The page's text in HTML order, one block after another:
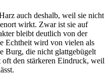
auch deshalb, weil sie nicht
wirkt. Zwar ist sie auf
bleibt deutlich von der
Echtheit wird von vielen als
Burg, die nicht glattgebügelt
oft den stärkeren Eindruck, weil